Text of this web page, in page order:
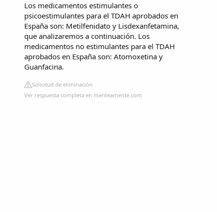
Los medicamentos estimulantes o
psicoestimulantes para el TDAH aprobados en
España son: Metilfenidato y Lisdexanfetamina,
que analizaremos a continuación. Los
medicamentos no estimulantes para el TDAH
aprobados en España son: Atomoxetina y
Guanfacina.
Solicitud de eliminación
Ver respuesta completa en menteamente.com